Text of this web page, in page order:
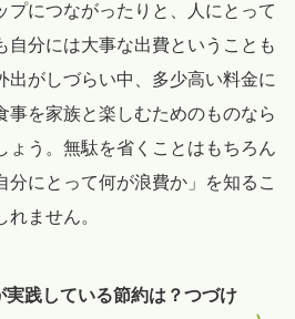
プにつながったりと、人にとって
自分には大事な出費ということも
出がしづらい中、多少高い料金に
事を家族と楽しむためのものなら
ょう。無駄を省くことはもちろん
分にとって何が浪費か」を知るこ
ません。
実践している節約は？つづけ